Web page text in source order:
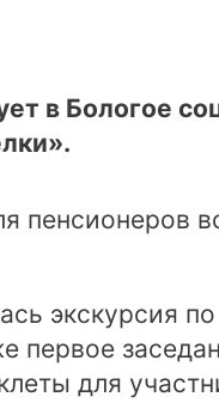
в Бологое
пенсионеров
экскурсия
первое
для